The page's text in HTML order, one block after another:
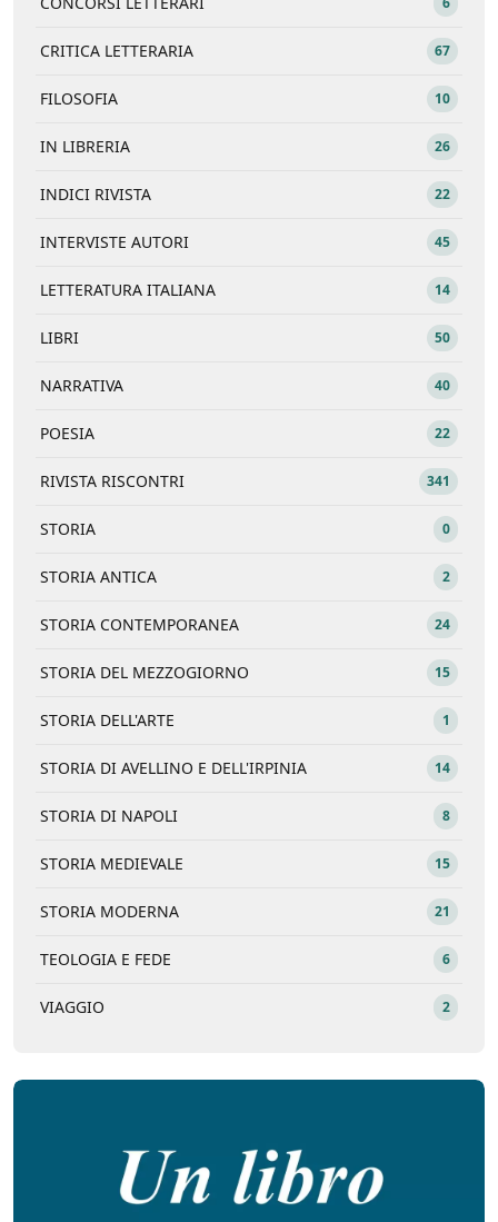
CRITICA LETTERARIA 67
FILOSOFIA 10
IN LIBRERIA 26
INDICI RIVISTA 22
INTERVISTE AUTORI 45
LETTERATURA ITALIANA 14
LIBRI 50
NARRATIVA 40
POESIA 22
RIVISTA RISCONTRI 341
STORIA 0
STORIA ANTICA 2
STORIA CONTEMPORANEA 24
STORIA DEL MEZZOGIORNO 15
STORIA DELL'ARTE 1
STORIA DI AVELLINO E DELL'IRPINIA 14
STORIA DI NAPOLI 8
STORIA MEDIEVALE 15
STORIA MODERNA 21
TEOLOGIA E FEDE 6
VIAGGIO 2